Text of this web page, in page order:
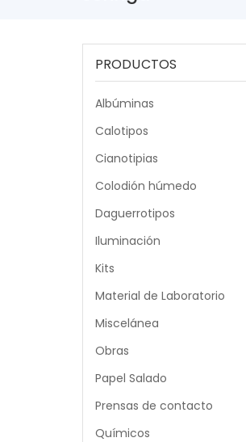
PRODUCTOS
Albúminas
Calotipos
Cianotipias
Colodión húmedo
Daguerrotipos
Iluminación
Kits
Material de Laboratorio
Miscelánea
Obras
Papel Salado
Prensas de contacto
Químicos